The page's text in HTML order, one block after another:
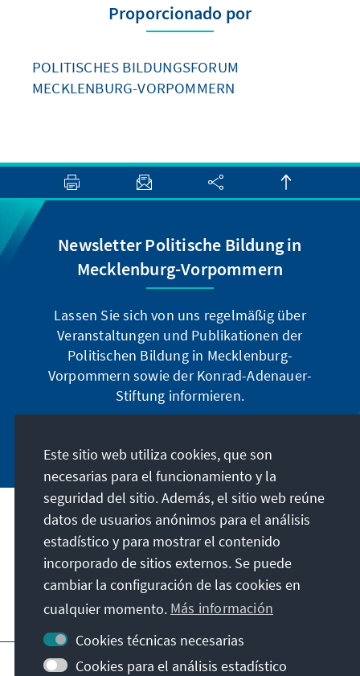
Proporcionado por
POLITISCHES BILDUNGSFORUM
MECKLENBURG-VORPOMMERN
Newsletter Politische Bildung in
Mecklenburg-Vorpommern
Lassen Sie sich von uns regelmäßig über
Veranstaltungen und Publikationen der
Politischen Bildung in Mecklenburg-
Vorpommern sowie der Konrad-Adenauer-
Stiftung informieren.
Dirección
Contacto
Visita también
Página principal de la KAS
Pie de imprenta
Este sitio web utiliza cookies, que son
necesarias para el funcionamiento y la
seguridad del sitio. Además, el sitio web reúne
datos de usuarios anónimos para el análisis
estadístico y para mostrar el contenido
incorporado de sitios externos. Se puede
cambiar la configuración de las cookies en
cualquier momento. Más información
Cookies técnicas necesarias
Cookies para el análisis estadístico